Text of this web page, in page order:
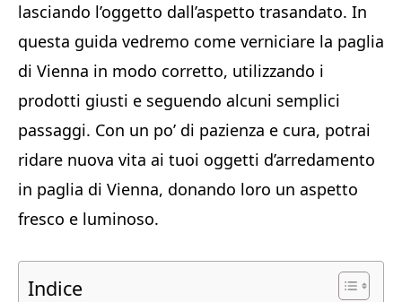
lasciando l’oggetto dall’aspetto trasandato. In
questa guida vedremo come verniciare la paglia
di Vienna in modo corretto, utilizzando i
prodotti giusti e seguendo alcuni semplici
passaggi. Con un po’ di pazienza e cura, potrai
ridare nuova vita ai tuoi oggetti d’arredamento
in paglia di Vienna, donando loro un aspetto
fresco e luminoso.
Indice